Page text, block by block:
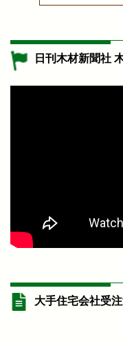
日刊木材新聞社
大手住宅会社受